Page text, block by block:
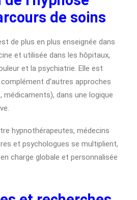
de soins
de plus en plus enseignée dans
et utilisée dans les hôpitaux,
et la psychiatrie. Elle est
d’autres approches
médicaments), dans une logique
hypnothérapeutes, médecins
et psychologues se multiplient,
charge globale et personnalisée